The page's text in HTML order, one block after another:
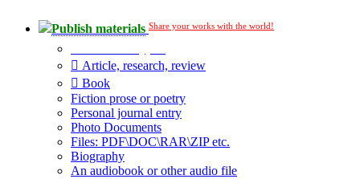
Publish materials Share your works with the world!
Article, research, review
Book
Fiction prose or poetry
Personal journal entry
Photo Documents
Files: PDF\DOC\RAR\ZIP etc.
Biography
An audiobook or other audio file